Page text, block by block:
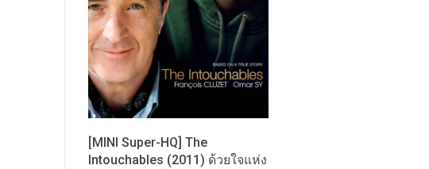
[MINI Super-HQ] The
Intouchables (2011) ด้วยใจแห่ง